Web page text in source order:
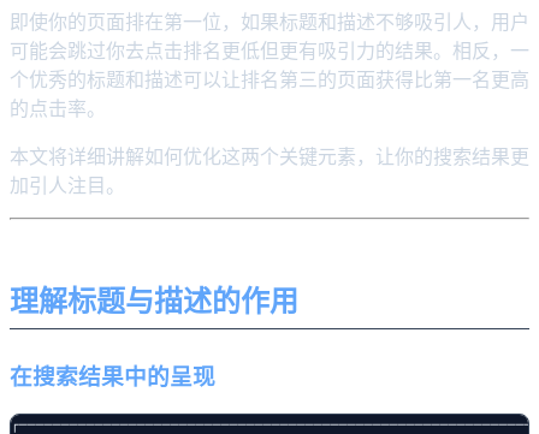
即使你的页面排在第一位，如果标题和描述不够吸引人，用户
可能会跳过你去点击排名更低但更有吸引力的结果。相反，一
个优秀的标题和描述可以让排名第三的页面获得比第一名更高
的点击率。
本文将详细讲解如何优化这两个关键元素，让你的搜索结果更
加引人注目。
理解标题与描述的作用
在搜索结果中的呈现